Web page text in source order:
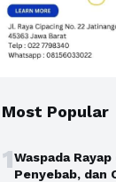
Most Popular
1Waspada
Penyebab, dan